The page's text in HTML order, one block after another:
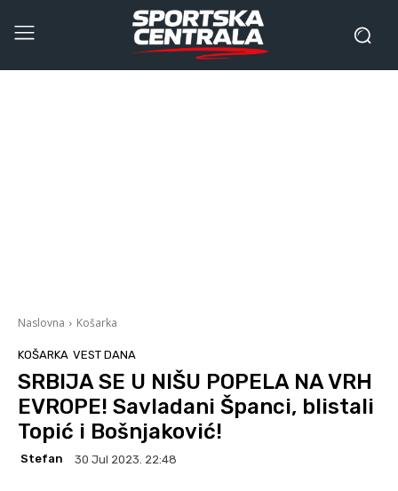
Naslovna Košarka
KOŠARKA VEST DANA
SRBIJA SE U NIŠU POPELA NA VRH
EVROPE! Savladani Španci, blistali
Topić i Bošnjaković!
Stefan 30 Jul 2023. 22:48